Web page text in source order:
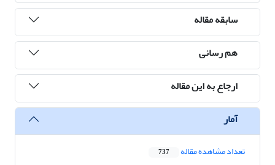
سابقه مقاله
هم رسانی
ارجاع به این مقاله
آمار
تعداد مشاهده مقاله 737